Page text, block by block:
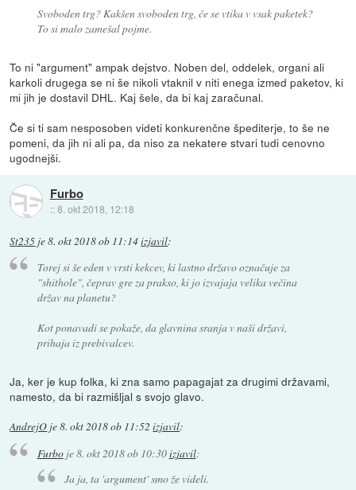
Svoboden trg? Kakšen svoboden trg, če se vtika v vsak paketek?
To si malo zamešal pojme.
To ni "argument" ampak dejstvo. Noben del, oddelek, organi ali
karkoli drugega se ni še nikoli vtaknil v niti enega izmed paketov, ki
mi jih je dostavil DHL. Kaj šele, da bi kaj zaračunal.
Če si ti sam nesposoben videti konkurenčne špediterje, to še ne
pomeni, da jih ni ali pa, da niso za nekatere stvari tudi cenovno
ugodnejši.
Furbo
::8. okt 2018, 12:18
St235 je8. okt 2018 ob 11:14izjavil:
Torej si še eden v vrsti kekcev, ki lastno državo označuje za
"shithole", čeprav gre za prakso, ki jo izvajaja velika večina
držav na planetu?
Kot ponavadi se pokaže, da glavnina sranja v naši državi,
prihaja iz prebivalcev.
Ja, ker je kup folka, ki zna samo papagajat za drugimi državami,
namesto, da bi razmišljal s svojo glavo.
AndrejO je8. okt 2018 ob 11:52 izjavil:
Furboje8. okt 2018 ob 10:30izjavil:
Ja ja, ta 'argument' smo že videli.